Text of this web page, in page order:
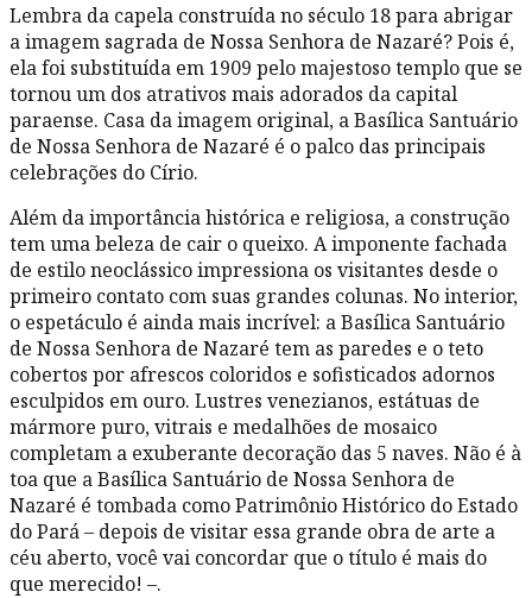
Lembra da capela construída no século 18 para abrigar
a imagem sagrada de Nossa Senhora de Nazaré? Pois é,
ela foi substituída em 1909 pelo majestoso templo que se
tornou um dos atrativos mais adorados da capital
paraense. Casa da imagem original, a Basílica Santuário
de Nossa Senhora de Nazaré é o palco das principais
celebrações do Círio.
Além da importância histórica e religiosa, a construção
tem uma beleza de cair o queixo. A imponente fachada
de estilo neoclássico impressiona os visitantes desde o
primeiro contato com suas grandes colunas. No interior,
o espetáculo é ainda mais incrível: a Basílica Santuário
de Nossa Senhora de Nazaré tem as paredes e o teto
cobertos por afrescos coloridos e sofisticados adornos
esculpidos em ouro. Lustres venezianos, estátuas de
mármore puro, vitrais e medalhões de mosaico
completam a exuberante decoração das 5 naves. Não é à
toa que a Basílica Santuário de Nossa Senhora de
Nazaré é tombada como Patrimônio Histórico do Estado
do Pará – depois de visitar essa grande obra de arte a
céu aberto, você vai concordar que o título é mais do
que merecido! –.